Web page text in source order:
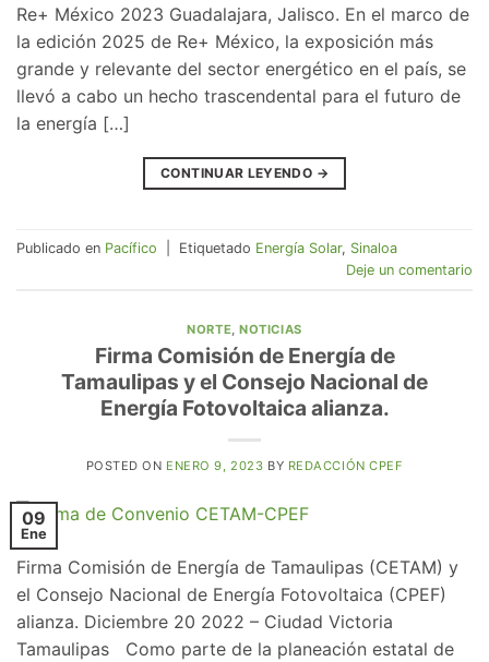
Re+ México 2023 Guadalajara, Jalisco. En el marco de
la edición 2025 de Re+ México, la exposición más
grande y relevante del sector energético en el país, se
llevó a cabo un hecho trascendental para el futuro de
la energía […]
CONTINUAR LEYENDO →
Publicado en Pacífico Etiquetado Energía Solar, Sinaloa
Deje un comentario
NORTE,NOTICIAS
Firma Comisión de Energía de
Tamaulipas y el Consejo Nacional de
Energía Fotovoltaica alianza.
POSTED ON ENERO 9, 2023 BY REDACCIÓN CPEF
09
Ene
Firma Comisión de Energía de Tamaulipas (CETAM) y
el Consejo Nacional de Energía Fotovoltaica (CPEF)
alianza. Diciembre 20 2022 – Ciudad Victoria
Tamaulipas Como parte de la planeación estatal de